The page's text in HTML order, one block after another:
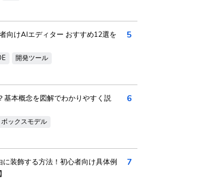
向けAIエディター おすすめ12選を
開発ツール
5
基本概念を図解でわかりやすく説
ボックスモデル
6
に装飾する方法！初心者向け具体例
7